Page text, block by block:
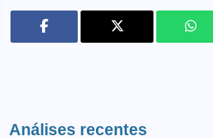
Análises recentes